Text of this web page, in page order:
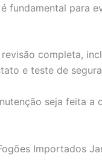
fundamental para
completa,
e teste de
seja feita
Importados